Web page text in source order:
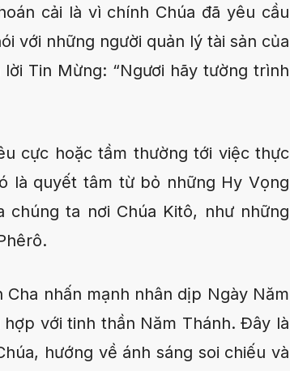
cải là vì chính Chúa đã yêu cầu
với những người quản lý tài sản của
Tin Mừng: “Ngươi hãy tường trình
cực hoặc tầm thường tới việc thực
là quyết tâm từ bỏ những Hy Vọng
ta nơi Chúa Kitô, như những
nhấn mạnh nhân dịp Ngày Năm
với tinh thần Năm Thánh. Ðây là
hướng về ánh sáng soi chiếu và